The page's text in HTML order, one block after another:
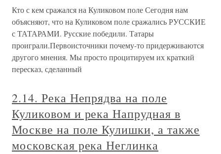
Кто с кем сражался на Куликовом поле Сегодня нам
объясняют, что на Куликовом поле сражались РУССКИЕ
с ТАТАРАМИ. Русские победили. Татары
проиграли.Первоисточники почему-то придерживаются
другого мнения. Мы просто процитируем их краткий
пересказ, сделанный
2.14. Река Непрядва на поле
Куликовом и река Напрудная в
Москве на поле Кулишки, а также
московская река Неглинка